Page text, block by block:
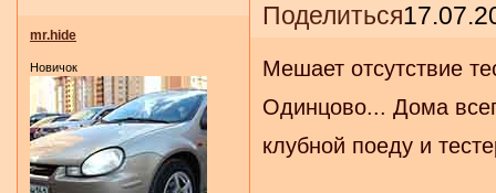
Поделиться
mr.hide
Новичок
Мешает отсутствие
Одинцово... Дома
клубной поеду и